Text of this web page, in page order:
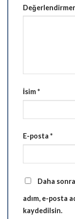
İsim*
E-posta *
Daha
adım, e-posta
kaydedilsin.